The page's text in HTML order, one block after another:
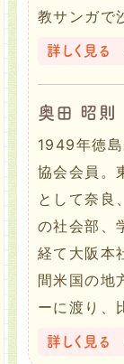
教サンガで
詳しく見る
奥田 昭則
1949年徳
協会会員。
として奈良
の社会部、
経て大阪本
間米国の地
ーに渡り、
詳しく見る